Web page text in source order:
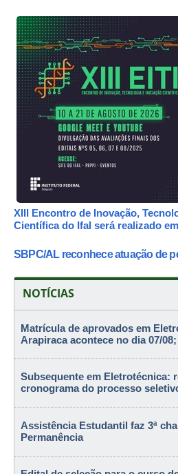
XIII Encontro de Inovação,
Científica do Ifal será realizado
SBPC/AL reconhece atuação de
NOTÍCIAS
Matrícula de aprovados em
Arapiraca acontece no dia 07/
Subsequente em Eletrotécnica:
cronograma do processo
Assistência Estudantil faz 3ª
Permanência